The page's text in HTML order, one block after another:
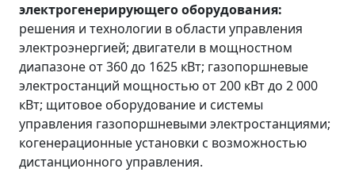
электрогенерирующего оборудования:
решения и технологии в области управления
электроэнергией; двигатели в мощностном
диапазоне от 360 до 1625 кВт; газопоршневые
электростанций мощностью от 200 кВт до 2 000
кВт; щитовое оборудование и системы
управления газопоршневыми электростанциями;
когенерационные установки с возможностью
дистанционного управления.